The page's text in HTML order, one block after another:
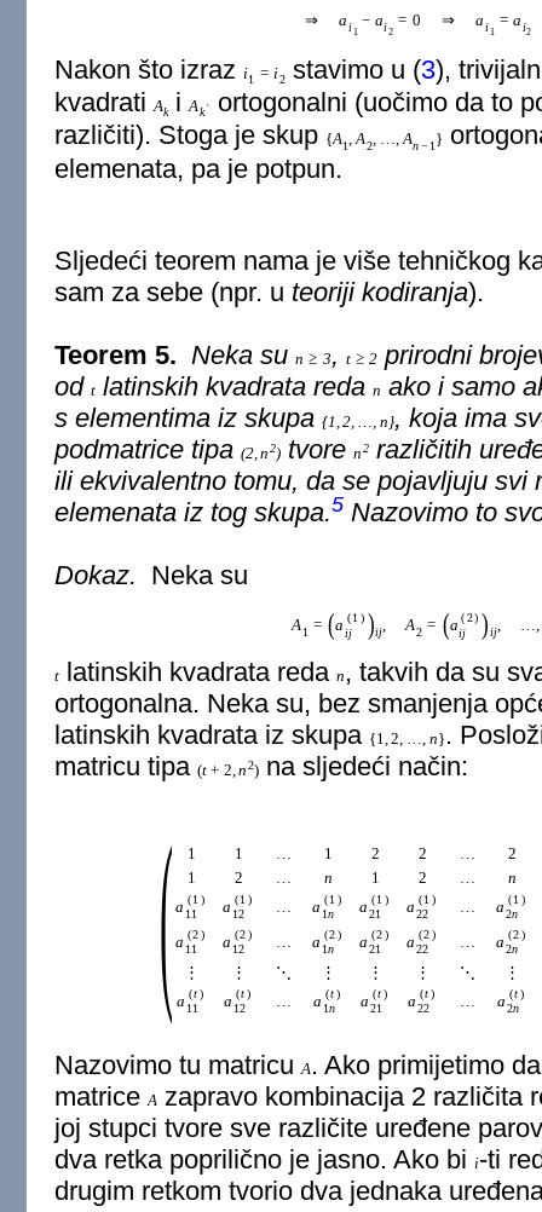
⇒ ai1
− ai2
= 0 ⇒ ai1
= ai2
Nakon što izraz i1 = i2stavimo u (3),
kvadratiAkiAk ′
ortogonalni (uočimo da to
različiti). Stoga je skup {A1, A2, …,An− 1 }
elemenata, pa je potpun.
Sljedeći teorem nama je više tehničkog
sam za sebe (npr. u teoriji kodiranja).
Teorem 5. Neka sun ≥ 3, t ≥ 2 prirodni
od tlatinskih kvadrata reda n ako i samo
s elementima iz skupa {1 2 n }, koja ima
podmatrice tipa (2, n2) tvoren2različitih
ili ekvivalentno tomu, da se pojavljuju svi
elemenata iz tog skupa.5Nazovimo to
Dokaz. Neka su
A1 = (a ( 1)
ij )ij, A2 = (a (2)
ij )ij, …,
tlatinskih kvadrata reda n , takvih da su
ortogonalna. Neka su, bez smanjenja
latinskih kvadrata iz skupa {1,2, …, n} .
matricu tipa (t + 2,n2) na sljedeći način:
( 1 1 1 2 2
2
1
2 n 1 2
n
a ( 1 )
11
a (1 )
12
a (1 )
1n a (1 )
21
a (1 )
22
a (1 )
2n
a (2)
11
a (2)
12
a (2)
1n a (2)
21
a (2)
22
a (2)
2n
⋮ ⋮ ⋱ ⋮ ⋮ ⋮ ⋱
⋮
a (t)
11
a (t)
12
a (t)
1n a (t)
21
a (t)
22
a (t)
2n
Nazovimo tu matricuA. Ako primijetimo
matriceAzapravo kombinacija 2 različita
joj stupci tvore sve različite uređene
dva retka poprilično je jasno. Ako bi i-ti
drugim retkom tvorio dva jednaka